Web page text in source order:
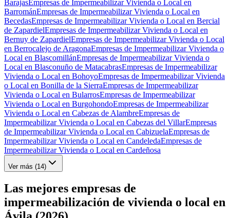
BarajasEmpresas de Impermeabilizar Vivienda o Local en
BarrománEmpresas de Impermeabilizar Vivienda o Local en
BecedasEmpresas de Impermeabilizar Vivienda o Local en Bercial
de ZapardielEmpresas de Impermeabilizar Vivienda o Local en
Bernuy de ZapardielEmpresas de Impermeabilizar Vivienda o Local
en Berrocalejo de AragonaEmpresas de Impermeabilizar Vivienda o
Local en BlascomillánEmpresas de Impermeabilizar Vivienda o
Local en Blasconuño de MatacabrasEmpresas de Impermeabilizar
Vivienda o Local en BohoyoEmpresas de Impermeabilizar Vivienda
o Local en Bonilla de la SierraEmpresas de Impermeabilizar
Vivienda o Local en BularrosEmpresas de Impermeabilizar
Vivienda o Local en BurgohondoEmpresas de Impermeabilizar
Vivienda o Local en Cabezas de AlambreEmpresas de
Impermeabilizar Vivienda o Local en Cabezas del VillarEmpresas
de Impermeabilizar Vivienda o Local en CabizuelaEmpresas de
Impermeabilizar Vivienda o Local en CandeledaEmpresas de
Impermeabilizar Vivienda o Local en Cardeñosa
Ver más (14)
Las mejores empresas de
impermeabilización de vivienda o local en